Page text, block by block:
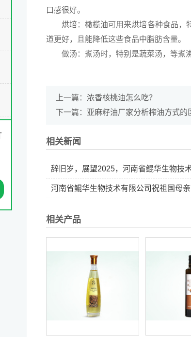
口感很好。
烘培：橄榄油可用来烘培各种食品，特
道更好，且能降低这些食品中脂肪含量。
做汤：煮汤时，特别是蔬菜汤，等煮沸
上一篇： 浓香核桃油怎么吃？
下一篇： 亚麻籽油厂家分析榨油方式的
相关新闻
辞旧岁，展望2025，河南省鲲华生物技术有限公司祝大家：新年快乐！蛇年暴富！金蛇衔财！
河南省鲲华生物技术有限公司祝祖国母亲75周年快乐，祝大家国庆节快
相关产品